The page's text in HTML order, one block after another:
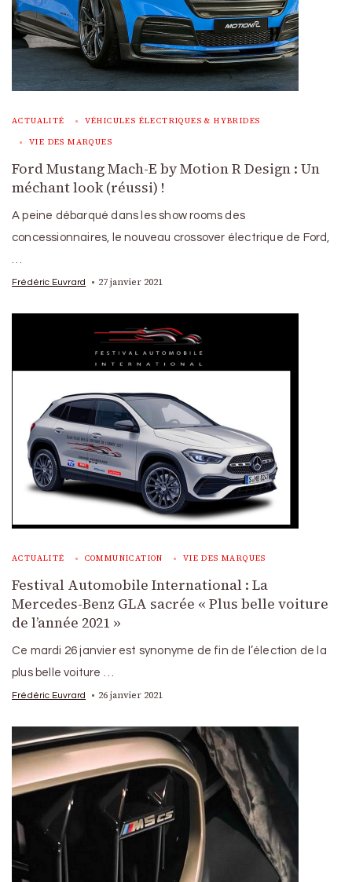
ACTUALITÉ VÉHICULES ÉLECTRIQUES & HYBRIDES
VIE DES MARQUES
Ford Mustang Mach-E by Motion R Design : Un
méchant look (réussi) !
A peine débarqué dans les show rooms des
concessionnaires, le nouveau crossover électrique de Ford,
Frédéric Euvrard 27 janvier 2021
ACTUALITÉ COMMUNICATION VIE DES MARQUES
Festival Automobile International : La
Mercedes-Benz GLA sacrée « Plus belle voiture
de l’année 2021 »
Ce mardi 26 janvier est synonyme de fin de l’élection de la
plus belle voiture …
Frédéric Euvrard 26 janvier 2021